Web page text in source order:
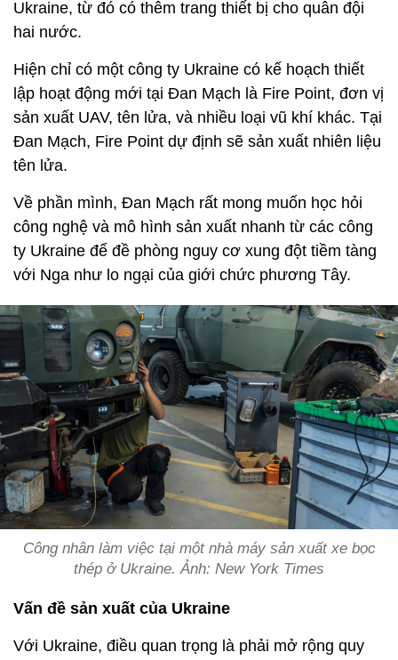
Ukraine, từ đó có thêm trang thiết bị cho quân đội
hai nước.
Hiện chỉ có một công ty Ukraine có kế hoạch thiết
lập hoạt động mới tại Đan Mạch là Fire Point, đơn vị
sản xuất UAV, tên lửa, và nhiều loại vũ khí khác. Tại
Đan Mạch, Fire Point dự định sẽ sản xuất nhiên liệu
tên lửa.
Về phần mình, Đan Mạch rất mong muốn học hỏi
công nghệ và mô hình sản xuất nhanh từ các công
ty Ukraine để đề phòng nguy cơ xung đột tiềm tàng
với Nga như lo ngại của giới chức phương Tây.
Công nhân làm việc tại một nhà máy sản xuất xe bọc
thép ở Ukraine. Ảnh: New York Times
Vấn đề sản xuất của Ukraine
Với Ukraine, điều quan trọng là phải mở rộng quy